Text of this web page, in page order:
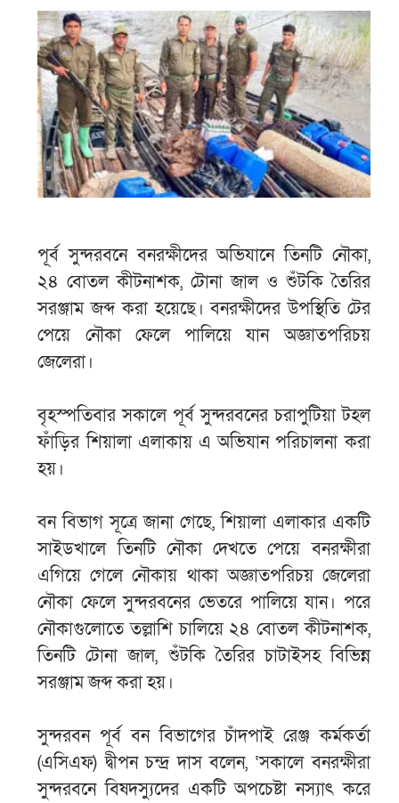
পূর্ব সুন্দরবনে বনরক্ষীদের অভিযানে তিনটি নৌকা,
২৪ বোতল কীটনাশক, টোনা জাল ও শুঁটকি তৈরির
সরঞ্জাম জব্দ করা হয়েছে। বনরক্ষীদের উপস্থিতি টের
পেয়ে নৌকা ফেলে পালিয়ে যান অজ্ঞাতপরিচয়
জেলেরা।
বৃহস্পতিবার সকালে পূর্ব সুন্দরবনের চরাপুটিয়া টহল
ফাঁড়ির শিয়ালা এলাকায় এ অভিযান পরিচালনা করা
হয়।
বন বিভাগ সূত্রে জানা গেছে, শিয়ালা এলাকার একটি
সাইডখালে তিনটি নৌকা দেখতে পেয়ে বনরক্ষীরা
এগিয়ে গেলে নৌকায় থাকা অজ্ঞাতপরিচয় জেলেরা
নৌকা ফেলে সুন্দরবনের ভেতরে পালিয়ে যান। পরে
নৌকাগুলোতে তল্লাশি চালিয়ে ২৪ বোতল কীটনাশক,
তিনটি টোনা জাল, শুঁটকি তৈরির চাটাইসহ বিভিন্ন
সরঞ্জাম জব্দ করা হয়।
সুন্দরবন পূর্ব বন বিভাগের চাঁদপাই রেঞ্জ কর্মকর্তা
(এসিএফ) দ্বীপন চন্দ্র দাস বলেন, ‘সকালে বনরক্ষীরা
সুন্দরবনে বিষদস্যুদের একটি অপচেষ্টা নস্যাৎ করে